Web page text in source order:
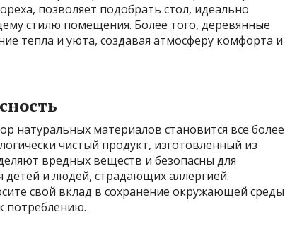
позволяет подобрать стол, идеально
стилю помещения. Более того, деревянные
тепла и уюта, создавая атмосферу комфорта и
натуральных материалов становится все более
чистый продукт, изготовленный из
вредных веществ и безопасны для
детей и людей, страдающих аллергией.
свой вклад в сохранение окружающей среды
потреблению.